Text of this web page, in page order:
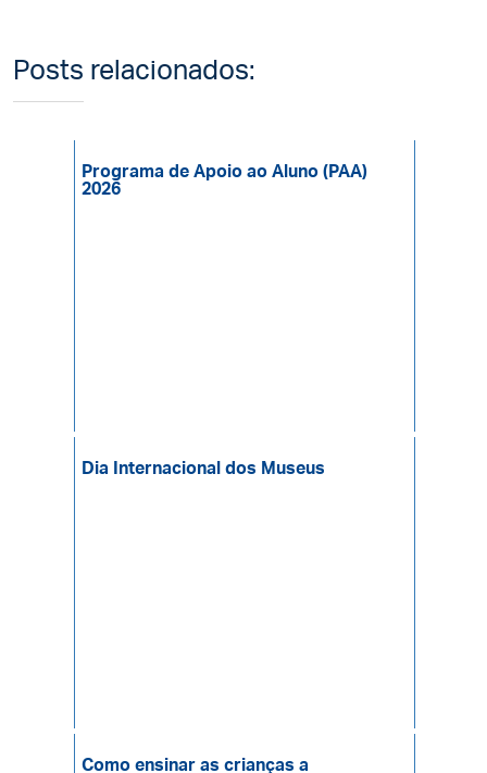
Posts relacionados:
Programa de Apoio ao Aluno (PAA)
2026
Dia Internacional dos Museus
Como ensinar as crianças a